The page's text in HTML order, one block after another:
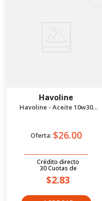
Havoline
Havoline - Aceite 10w30
Oferta: $26.00
Crédito directo
30Cuotas de
$2.83